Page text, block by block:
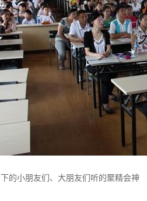
的小朋友们、大朋友们听的聚精会神